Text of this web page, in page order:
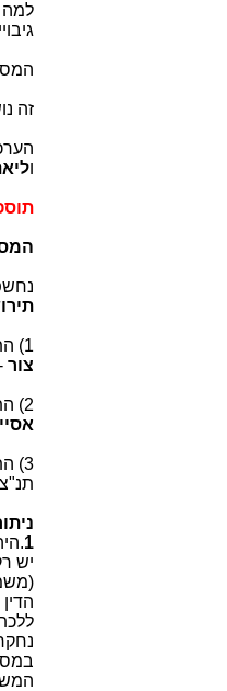
למה
זה
ו
נחשפו 3 תשובות, שנעשו לבקשת ביהמ"ש
1) התייחסות רשות ניירות ערך מ-7.6.22 (המסמך
צור
2) התייחסות
3) התייחסות
תנ"צ
1
יש